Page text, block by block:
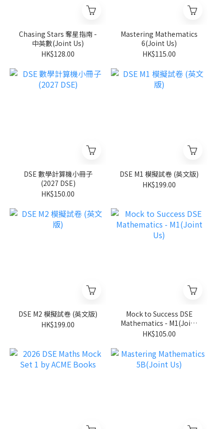
Chasing Stars 奪星指南 -
中英數(Joint Us)
HK$128.00
Mastering Mathematics
6(Joint Us)
HK$115.00
DSE 數學計算機小冊子
(2027 DSE)
HK$150.00
DSE M1 模擬試卷 (英文版)
HK$199.00
DSE M2 模擬試卷 (英文版)
HK$199.00
Mock to Success DSE
Mathematics - M1(Joint
Us)
HK$105.00